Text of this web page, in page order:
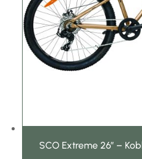
SCO Extreme 26″ –